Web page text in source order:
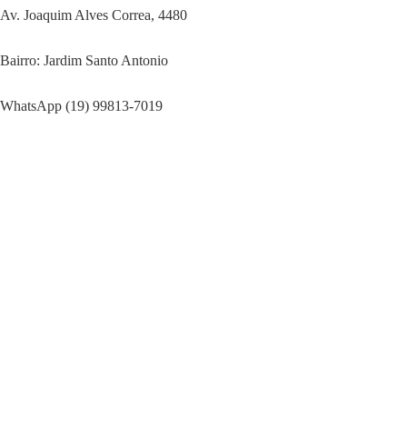
Av. Joaquim Alves Correa, 4480
Bairro: Jardim Santo Antonio
WhatsApp (19) 99813-7019